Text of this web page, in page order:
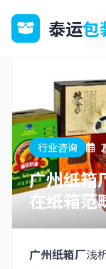
泰运包
行业咨询
广州纸箱
在纸箱范
广州纸箱厂浅